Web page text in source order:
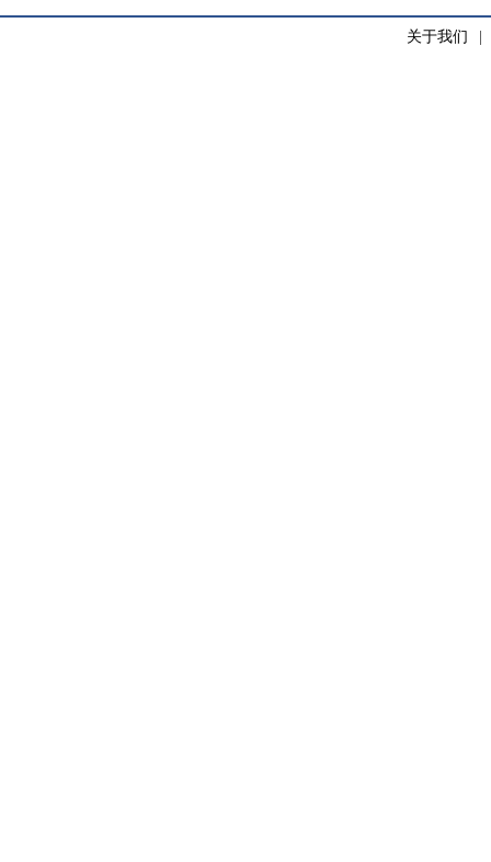
关于我们